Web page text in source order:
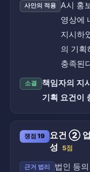
사안의 적용
A시 홍
영상에
지시하
의 기획
충족된
소결
책임자의 지
기획 요건이
쟁점 19
요건 ② 업
성 5점
근거 법리
법인 등